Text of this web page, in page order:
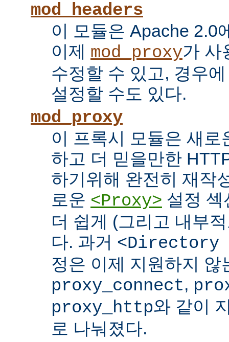
mod_headers
이 모듈은 Apache 2.0
이제 mod_proxy가 사
수정할 수 있고, 경우
설정할 수도 있다.
mod_proxy
이 프록시 모듈은 새
하고 더 믿을만한
하기위해 완전히 재작
로운 <Proxy> 설정 섹
더 쉽게 (그리고 내부
다. 과거
정은 이제 지원하지 않
proxy_connect,
proxy_http와 같이
로 나눠졌다.